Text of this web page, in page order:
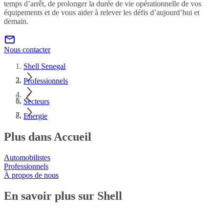
temps d’arrêt, de prolonger la durée de vie opérationnelle de vos
équipements et de vous aider à relever les défis d’aujourd’hui et
demain.
Nous contacter
Shell Senegal
Professionnels
Secteurs
Energie
Plus dans Accueil
Automobilistes
Professionnels
À propos de nous
En savoir plus sur Shell